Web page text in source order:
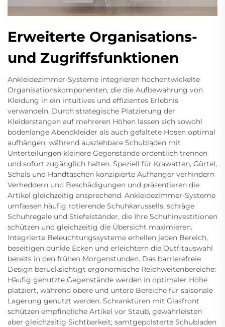
Erweiterte Organisations-
und Zugriffsfunktionen
Ankleidezimmer-Systeme integrieren hochentwickelte
Organisationskomponenten, die die Aufbewahrung von
Kleidung in ein intuitives und effizientes Erlebnis
verwandeln. Durch strategische Platzierung der
Kleiderstangen auf mehreren Höhen lassen sich sowohl
bodenlange Abendkleider als auch gefaltete Hosen optimal
aufhängen, während ausziehbare Schubladen mit
Unterteilungen kleinere Gegenstände ordentlich trennen
und sofort zugänglich halten. Speziell für Krawatten, Gürtel,
Schals und Handtaschen konzipierte Aufhänger verhindern
Verheddern und Beschädigungen und präsentieren die
Artikel gleichzeitig ansprechend. Ankleidezimmer-Systeme
umfassen häufig rotierende Schuhkarussells, schräge
Schuhregale und Stiefelständer, die Ihre Schuhinvestitionen
schützen und gleichzeitig die Übersicht maximieren.
Integrierte Beleuchtungssysteme erhellen jeden Bereich,
beseitigen dunkle Ecken und erleichtern die Outfitauswahl
bereits in den frühen Morgenstunden. Das barrierefreie
Design berücksichtigt ergonomische Reichweitenbereiche:
Häufig genutzte Gegenstände werden in optimaler Höhe
platziert, während obere und untere Bereiche für saisonale
Lagerung genutzt werden. Schranktüren mit Glasfront
schützen empfindliche Artikel vor Staub, gewährleisten
aber gleichzeitig Sichtbarkeit; samtgepolsterte Schubladen